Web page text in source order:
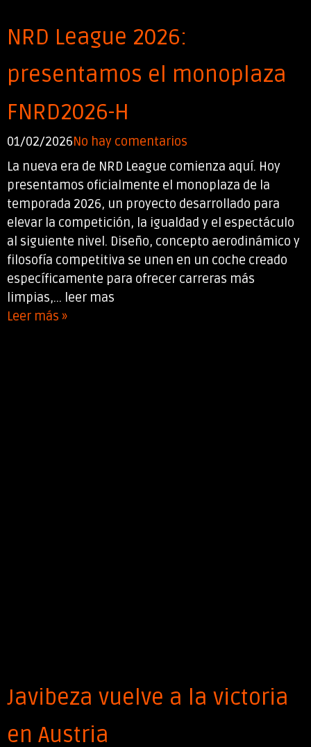
NRD League 2026:
presentamos el monoplaza
FNRD2026-H
01/02/2026No hay comentarios
La nueva era de NRD League comienza aquí. Hoy
presentamos oficialmente el monoplaza de la
temporada 2026, un proyecto desarrollado para
elevar la competición, la igualdad y el espectáculo
al siguiente nivel. Diseño, concepto aerodinámico y
filosofía competitiva se unen en un coche creado
específicamente para ofrecer carreras más
limpias,... leer mas
Leer más »
Javibeza vuelve a la victoria
en Austria